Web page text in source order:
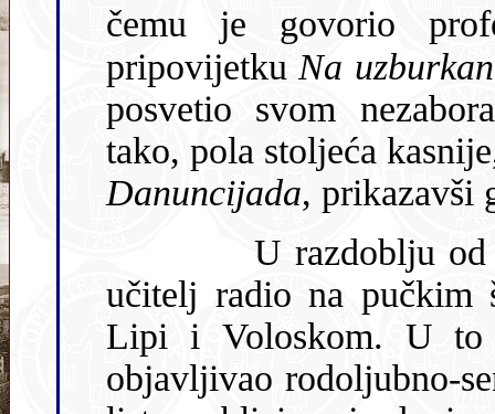
čemu je govorio
pripovijetku Na
posvetio svom
tako, pola stoljeća
Danuncijada, prikazavši
U razdoblju od 1889. do 1900. godine Emin je kao
učitelj radio na pučkim školama u
Lipi i Voloskom. U
objavljivao rodoljubno-